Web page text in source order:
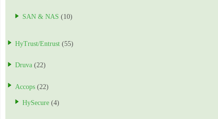
SAN & NAS (10)
HyTrust/Entrust (55)
Druva (22)
Accops (22)
HySecure (4)